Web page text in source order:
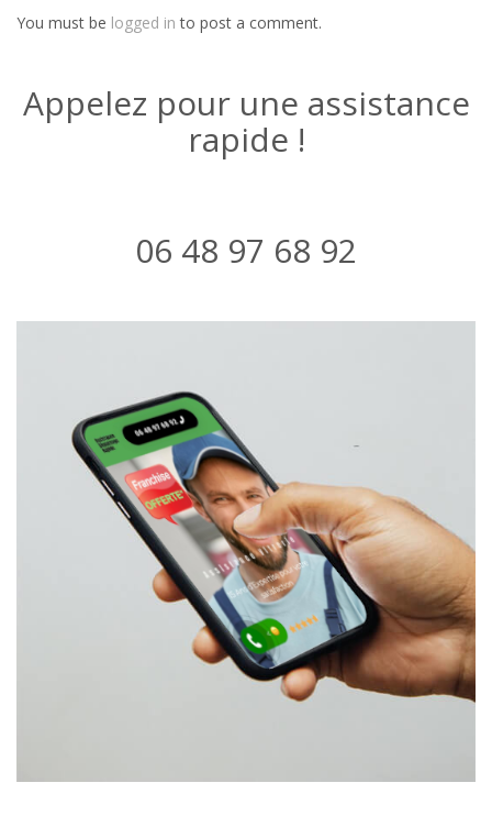
You must be logged in to post a comment.
Appelez pour une assistance
rapide !
06 48 97 68 92